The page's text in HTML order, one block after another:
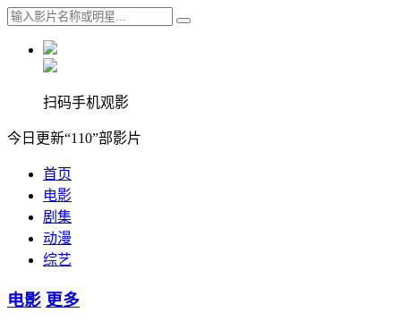
扫码手机观影
今日更新“110”部影片
首页
电影
剧集
动漫
综艺
电影 更多